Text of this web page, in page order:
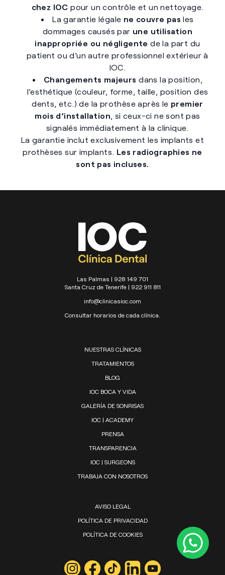
chez IOC pour un contrôle et un nettoyage.
La garantie légale ne couvre pas les
dommages causés par une utilisation
inappropriée ou négligente de la part du
patient ou d’un autre professionnel extérieur à
IOC.
Changements majeurs dans la position,
l’esthétique (couleur, forme, taille, position des
dents, etc.) de la prothèse après le premier
mois d’installation , si ceux-ci ne sont pas
signalés immédiatement à la clinique.
La garantie inclut exclusivement les implants et
prothèses sur implants. Les radiographies ne
sont pas incluses.
Las Palmas | 928 149 701
Santa Cruz de Tenerife | 922 911 811
info@clinicasioc.com
Consultar horarios de cada clínica.
NUESTRAS CLÍNICAS
TRATAMIENTOS
BLOG
IOC BOCA Y VIDA
GALERÍA DE SONRISAS
IOC | ACADEMY
PRENSA
TRANSPARENCIA
IOC | SURGEONS
TRABAJA CON NOSOTROS
AVISO LEGAL
POLÍTICA DE PRIVACIDAD
POLÍTICA DE COOKIES